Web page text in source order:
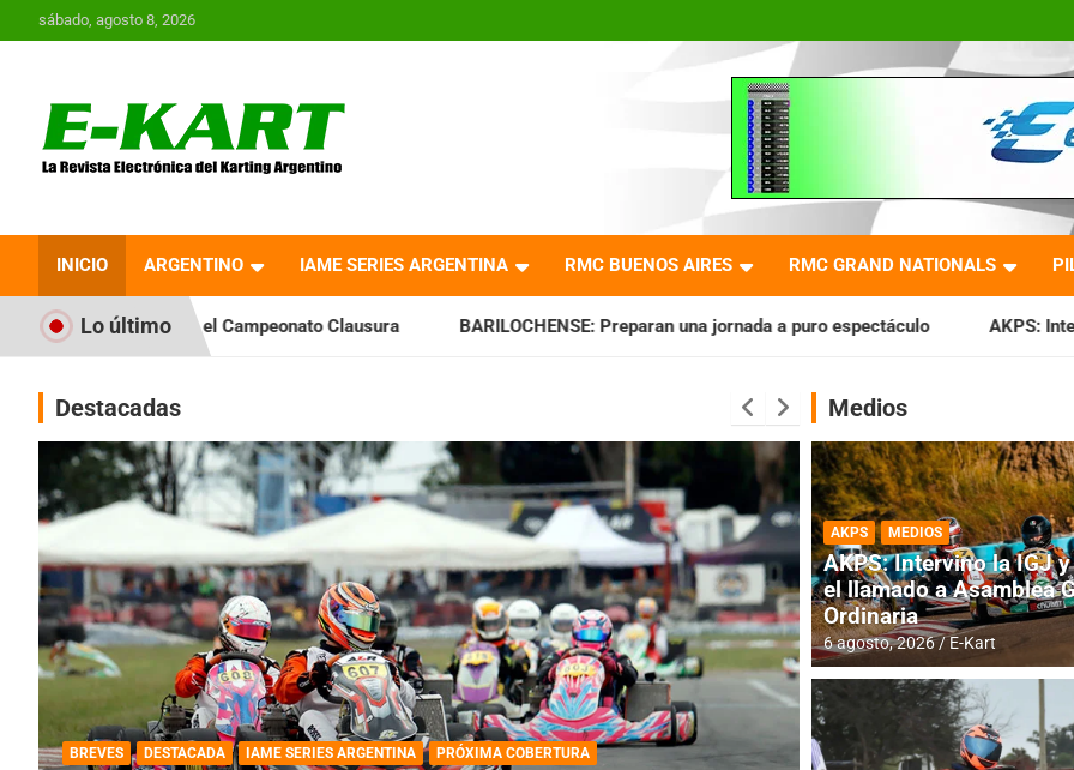
al
sábado, agosto 8, 2026
Revista Electrónica del
Karting en Argentina
INICIO ARGENTINO IAME SERIES ARGENTINA RMC BUENOS AIRES RMC GRAND NATIONALS
Lo último
el Campeonato Clausura BARILOCHENSE: Preparan una jornada a puro espectáculo AKPS: Intervino la IGJ y
Destacadas
DESTACADA IAME SERIES ARGENTINA DESTACADA INFORME CENTRAL
Medios
AKPS MEDIOS
AKPS: Intervino la IGJ
el llamado a Asamblea
Ordinaria
6 agosto, 2026 E-Kart